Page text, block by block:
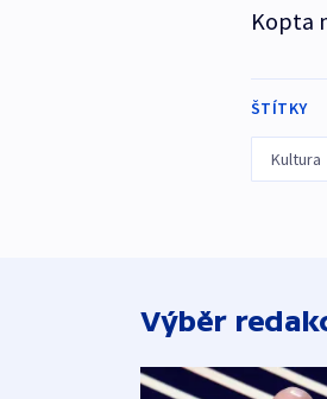
Kopta
ŠTÍTKY
Kultura
Výběr